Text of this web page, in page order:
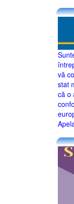
vă
stat
că o